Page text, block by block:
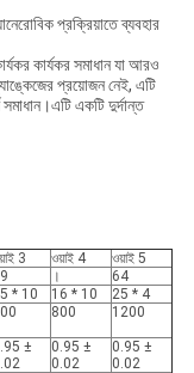
প্রক্রিয়াতে ব্যবহার
কার্যকর সমাধান যা আরও
প্রয়োজন নেই, এটি
একটি দুর্দান্ত
3 ওয়াই 4
ওয়াই 5
।
64
* 10 16 * 10
25 * 4
800 1200
±
0.95 ±
0.02
0.95 ±
0.02